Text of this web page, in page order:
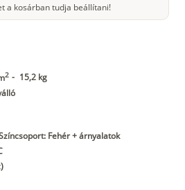
a kosárban tudja beállítani!
2 - 15,2 kg
Fehér + árnyalatok